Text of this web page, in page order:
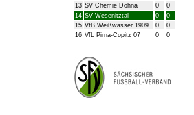
13 SV Chemie Dohna 0
0
14 SV Wesenitztal 0
0
15 VfB Weißwasser 1909 0
0
16 VfL Pirna-Copitz 07 0 0